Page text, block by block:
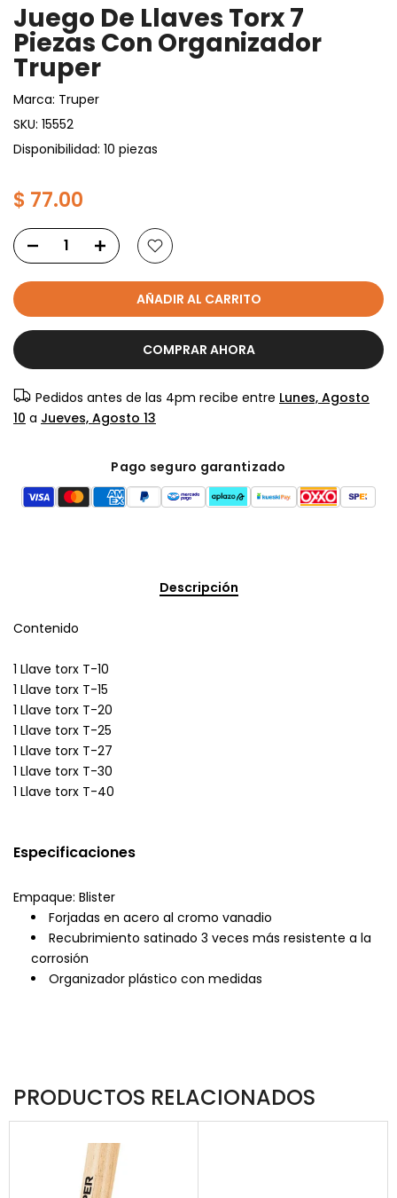
Juego De Llaves Torx 7
Piezas Con Organizador
Truper
Marca: Truper
SKU: 15552
Disponibilidad: 10 piezas
$ 77.00
AÑADIR AL CARRITO
COMPRAR AHORA
Pedidos antes de las 4pm recibe entre Lunes, Agosto
10 a Jueves, Agosto 13
Pago seguro garantizado
Descripción
Contenido
1 Llave torx T-10
1 Llave torx T-15
1 Llave torx T-20
1 Llave torx T-25
1 Llave torx T-27
1 Llave torx T-30
1 Llave torx T-40
Especificaciones
Empaque: Blister
Forjadas en acero al cromo vanadio
Recubrimiento satinado 3 veces más resistente a la
corrosión
Organizador plástico con medidas
PRODUCTOS RELACIONADOS